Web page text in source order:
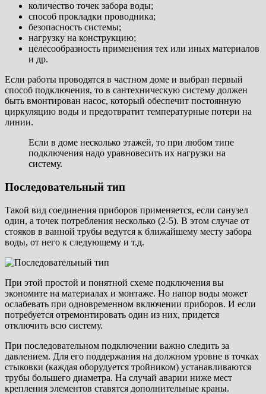
количество точек забора воды;
способ прокладки проводника;
безопасность системы;
нагрузку на конструкцию;
целесообразность применения тех или иных материалов
и др.
Если работы проводятся в частном доме и выбран первый
способ подключения, то в сантехническую систему должен
быть вмонтирован насос, который обеспечит постоянную
циркуляцию воды и предотвратит температурные потери на
линии.
Если в доме несколько этажей, то при любом типе
подключения надо уравновесить их нагрузки на
систему.
Последовательный тип
Такой вид соединения приборов применяется, если санузел
один, а точек потребления несколько (2-5). В этом случае от
стояков в ванной трубы ведутся к ближайшему месту забора
воды, от него к следующему и т.д.
При этой простой и понятной схеме подключения вы
экономите на материалах и монтаже. Но напор воды может
ослабевать при одновременном включении приборов. И если
потребуется отремонтировать один из них, придется
отключить всю систему.
При последовательном подключении важно следить за
давлением. Для его поддержания на должном уровне в точках
стыковки (каждая оборудуется тройником) устанавливаются
трубы большего диаметра. На случай аварии ниже мест
крепления элементов ставятся дополнительные краны.